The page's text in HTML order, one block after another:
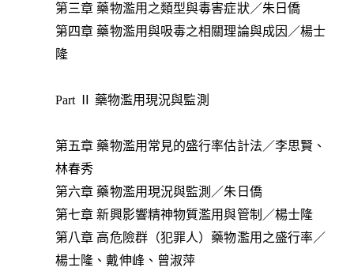
第三章 藥物濫用之類型與毒害症狀／朱日僑
第四章 藥物濫用與吸毒之相關理論與成因／楊士
隆
Part Ⅱ 藥物濫用現況與監測
第五章 藥物濫用常見的盛行率估計法／李思賢、
林春秀
第六章 藥物濫用現況與監測／朱日僑
第七章 新興影響精神物質濫用與管制／楊士隆
第八章 高危險群（犯罪人）藥物濫用之盛行率／
楊士隆、戴伸峰、曾淑萍